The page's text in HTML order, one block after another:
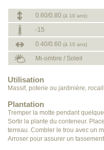
0.60/0.80 (à 10 ans)
-15
0.40/0.60 (à 10 ans)
Mi-ombre / Soleil
Utilisation
Massif, poterie ou jardinière,
Plantation
Tremper la motte pendant
Sortir la plante du conteneur.
terreau. Combler le trou avec un
Arroser pour assurer un